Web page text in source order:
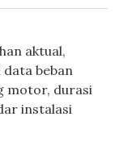
aktual,
beban
motor, durasi
instalasi